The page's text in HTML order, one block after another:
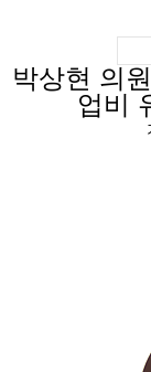
박상현 의
업비